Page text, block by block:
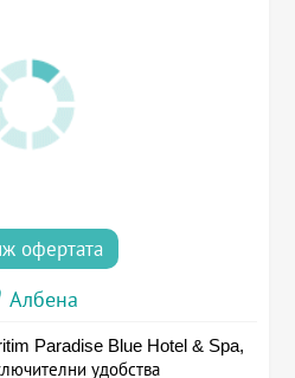
офертата
Албена
Paradise Blue Hotel & Spa,
удобства